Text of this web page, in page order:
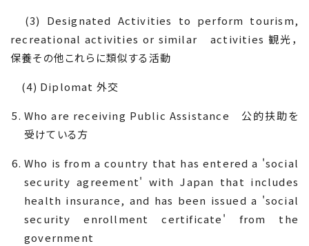
(3) Designated Activities to perform tourism,
recreational activities or similar
activities 観光，
保養その他これらに類似する活動
(4) Diplomat 外交
Who are receiving Public Assistance 公的扶助を
受けている方
Who is from a country that has entered a 'social
security agreement' with Japan that includes
health insurance, and has been issued a 'social
security enrollment certificate' from the
government